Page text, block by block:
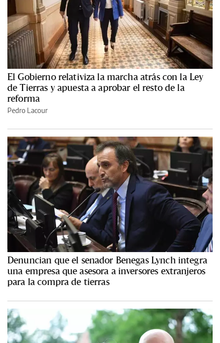
El Gobierno relativiza la marcha atrás con la Ley
de Tierras y apuesta a aprobar el resto de la
reforma
Pedro Lacour
Denuncian que el senador Benegas Lynch integra
una empresa que asesora a inversores extranjeros
para la compra de tierras